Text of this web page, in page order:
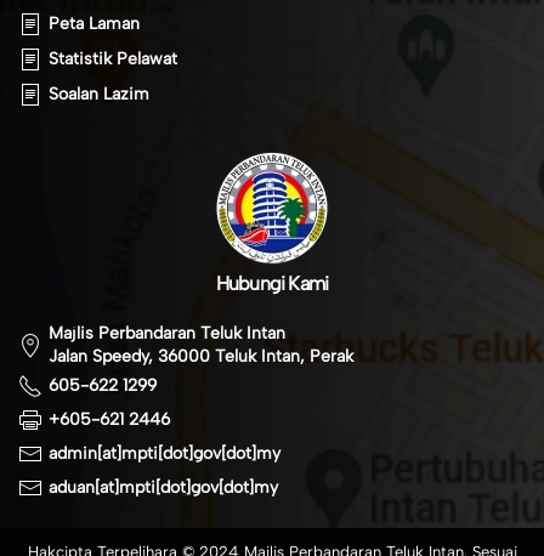
Peta Laman
Statistik Pelawat
Soalan Lazim
Hubungi Kami
Majlis Perbandaran Teluk Intan
Jalan Speedy, 36000 Teluk Intan, Perak
605-622 1299
+605-621 2446
admin[at]mpti[dot]gov[dot]my
aduan[at]mpti[dot]gov[dot]my
Hakcipta Terpelihara © 2024 Majlis Perbandaran Teluk Intan. Sesuai